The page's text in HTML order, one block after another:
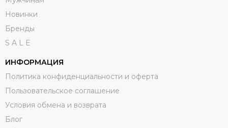
Новинки
Бренды
S A L E
ИНФОРМАЦИЯ
Политика конфиденциальности и оферта
Пользовательское соглашение
Условия обмена и возврата
Блог